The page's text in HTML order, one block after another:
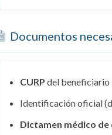
Documentos
CURP del beneficiario
Identificación oficial
Dictamen médico